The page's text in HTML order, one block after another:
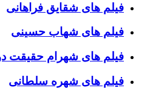
فیلم های شقایق فراهانی
فیلم های شهاب حسینی
فیلم های شهرام حقیقت
فیلم های شهره سلطانی